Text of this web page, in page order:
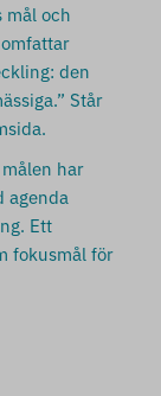
mål och
den
Står
har
agenda
Ett
fokusmål för